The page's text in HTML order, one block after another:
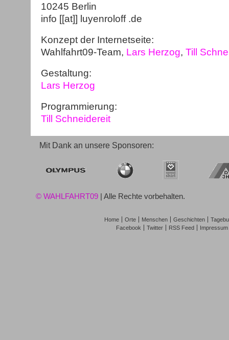
10245 Berlin
info [[at]] luyenroloff .de
Konzept der Internetseite:
Wahlfahrt09-Team, Lars Herzog, Till
Gestaltung:
Lars Herzog
Programmierung:
Till Schneidereit
Mit Dank an unsere Sponsoren:
© WAHLFAHRT09 | Alle Rechte vorbehalten.
Home Orte Menschen Geschichten
Facebook
Twitter RSS Feed Impressum